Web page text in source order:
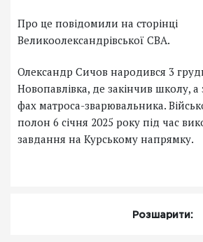
Про це повідомили на сторінці
Великоолександрівської СВА.
Олександр Сичов народився 3
Новопавлівка, де закінчив школу,
фах матроса-зварювальника.
полон 6 січня 2025 року під час
завдання на Курському напрямку.
Розшарити: